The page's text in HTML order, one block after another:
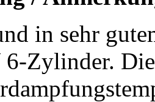
in sehr
Zylinder.